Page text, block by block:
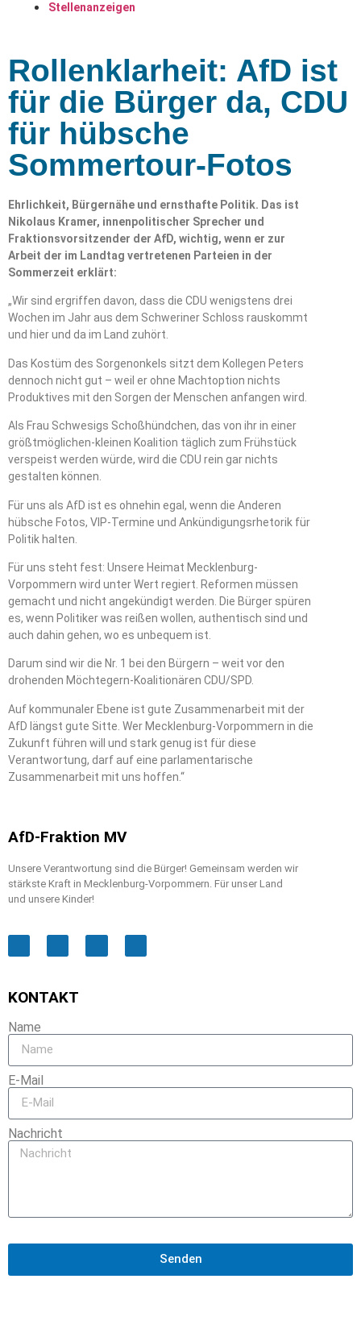
Stellenanzeigen
Rollenklarheit: AfD ist
für die Bürger da, CDU
für hübsche
Sommertour-Fotos
Ehrlichkeit, Bürgernähe und ernsthafte Politik. Das ist
Nikolaus Kramer, innenpolitischer Sprecher und
Fraktionsvorsitzender der AfD, wichtig, wenn er zur
Arbeit der im Landtag vertretenen Parteien in der
Sommerzeit erklärt:
„Wir sind ergriffen davon, dass die CDU wenigstens drei
Wochen im Jahr aus dem Schweriner Schloss rauskommt
und hier und da im Land zuhört.
Das Kostüm des Sorgenonkels sitzt dem Kollegen Peters
dennoch nicht gut – weil er ohne Machtoption nichts
Produktives mit den Sorgen der Menschen anfangen wird.
Als Frau Schwesigs Schoßhündchen, das von ihr in einer
größtmöglichen-kleinen Koalition täglich zum Frühstück
verspeist werden würde, wird die CDU rein gar nichts
gestalten können.
Für uns als AfD ist es ohnehin egal, wenn die Anderen
hübsche Fotos, VIP-Termine und Ankündigungsrhetorik für
Politik halten.
Für uns steht fest: Unsere Heimat Mecklenburg-
Vorpommern wird unter Wert regiert. Reformen müssen
gemacht und nicht angekündigt werden. Die Bürger spüren
es, wenn Politiker was reißen wollen, authentisch sind und
auch dahin gehen, wo es unbequem ist.
Darum sind wir die Nr. 1 bei den Bürgern – weit vor den
drohenden Möchtegern-Koalitionären CDU/SPD.
Auf kommunaler Ebene ist gute Zusammenarbeit mit der
AfD längst gute Sitte. Wer Mecklenburg-Vorpommern in die
Zukunft führen will und stark genug ist für diese
Verantwortung, darf auf eine parlamentarische
Zusammenarbeit mit uns hoffen.“
AfD-Fraktion MV
Unsere Verantwortung sind die Bürger! Gemeinsam werden wir
stärkste Kraft in Mecklenburg-Vorpommern. Für unser Land
und unsere Kinder!
KONTAKT
Name
E-Mail
Nachricht
Senden